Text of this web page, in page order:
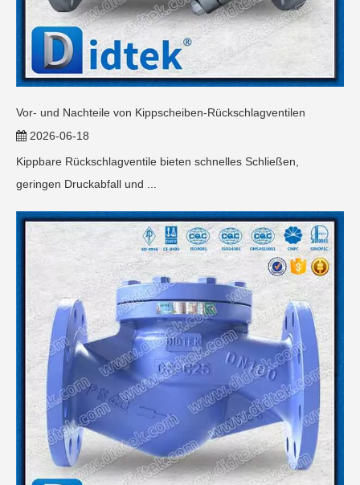
Vor- und Nachteile von Kippscheiben-Rückschlagventilen
2026-06-18
Kippbare Rückschlagventile bieten schnelles Schließen,
geringen Druckabfall und ...